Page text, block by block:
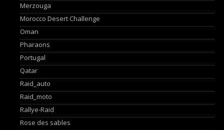
Merzouga
Morocco Desert Challenge
Oman
Pharaons
Portugal
Qatar
Raid_auto
Raid_moto
Rallye-Raid
Rose des sables